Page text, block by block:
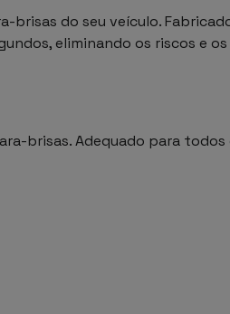
brisas do seu veículo.
eliminando os riscos e
brisas. Adequado para